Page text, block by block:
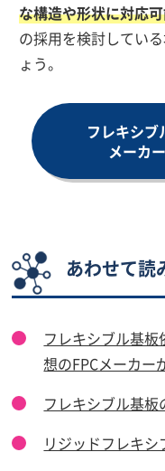
な構造や形状に対応
の採用を検討してい
ょう。
フレキシブ
メーカ
あわせて読
フレキシブル基
想のFPCメーカー
フレキシブル基板
リジッドフレキシ